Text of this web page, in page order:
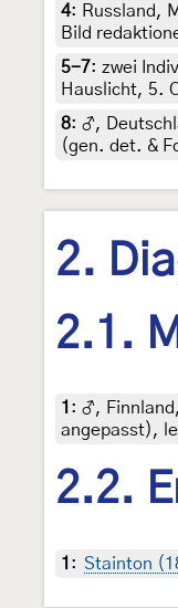
4: Russland,
Bild
5-7: zwei
Hauslicht, 5.
8: ♂,
(gen. det. &
2.
2.1.
1 : ♂,
angepasst),
2.2.
1 : Stainton